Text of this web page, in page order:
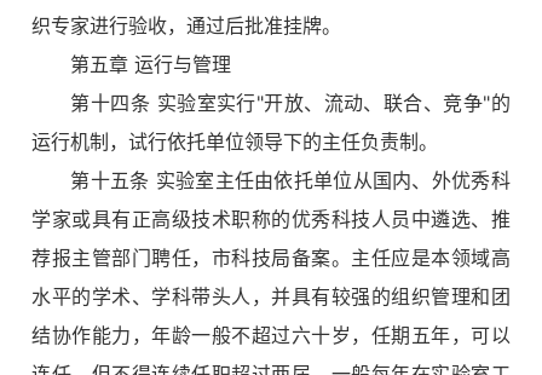
织专家进行验收，通过后批准挂牌。
第五章 运行与管理
第十四条 实验室实行"开放、流动、联合、竞争"的
运行机制，试行依托单位领导下的主任负责制。
第十五条 实验室主任由依托单位从国内、外优秀科
学家或具有正高级技术职称的优秀科技人员中遴选、推
荐报主管部门聘任，市科技局备案。主任应是本领域高
水平的学术、学科带头人，并具有较强的组织管理和团
结协作能力，年龄一般不超过六十岁，任期五年，可以